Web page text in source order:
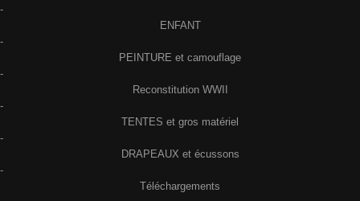
-
ENFANT
-
PEINTURE et camouflage
-
Reconstitution WWII
-
TENTES et gros matériel
-
DRAPEAUX et écussons
-
Téléchargements